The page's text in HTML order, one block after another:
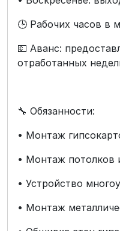
🕒 Рабочих часов в
💶 Аванс:
отработанных
🔧 Обязанности:
• Монтаж
• Монтаж потолков
• Устройство
• Монтаж